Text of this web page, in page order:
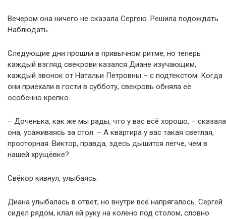
Вечером она ничего не сказала Сергею. Решила подождать.
Наблюдать.
Следующие дни прошли в привычном ритме, но теперь
каждый взгляд свекрови казался Диане изучающим,
каждый звонок от Натальи Петровны – с подтекстом. Когда
они приехали в гости в субботу, свекровь обняла её
особенно крепко.
– Доченька, как же мы рады, что у вас всё хорошо, – сказала
она, усаживаясь за стол. – А квартира у вас такая светлая,
просторная. Виктор, правда, здесь дышится легче, чем в
нашей хрущёвке?
Свёкор кивнул, улыбаясь.
Диана улыбалась в ответ, но внутри всё напрягалось. Сергей
сидел рядом, клал ей руку на колено под столом, словно